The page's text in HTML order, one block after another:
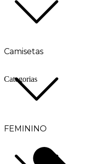
Camisetas
FEMININO
Categorias